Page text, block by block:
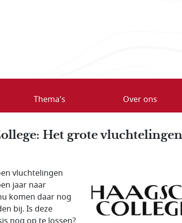
Thema's Over ons
Het grote vluchtelingen
vluchtelingen
jaar naar
komen daar nog
bij. Is deze